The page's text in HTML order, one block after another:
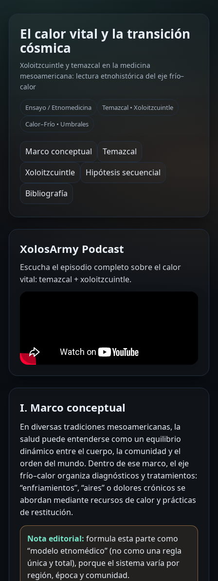
El calor vital y la transición
cósmica
Xoloitzcuintle y temazcal en la medicina
mesoamericana: lectura etnohistórica del eje frío–
calor
Ensayo / Etnomedicina
Temazcal • Xoloitzcuintle
Calor–Frío • Umbrales
Marco conceptual
Temazcal
Xoloitzcuintle
Hipótesis secuencial
Bibliografía
XolosArmy Podcast
Escucha el episodio completo sobre el calor
vital: temazcal + xoloitzcuintle.
I. Marco conceptual
En diversas tradiciones mesoamericanas, la
salud puede entenderse como un equilibrio
dinámico entre el cuerpo, la comunidad y el
orden del mundo. Dentro de ese marco, el eje
frío–calor organiza diagnósticos y tratamientos:
“enfriamientos”, “aires” o dolores crónicos se
abordan mediante recursos de calor y prácticas
de restitución.
Nota editorial: formula esta parte como
“modelo etnomédico” (no como una regla
única y total), porque el sistema varía por
región, época y comunidad.